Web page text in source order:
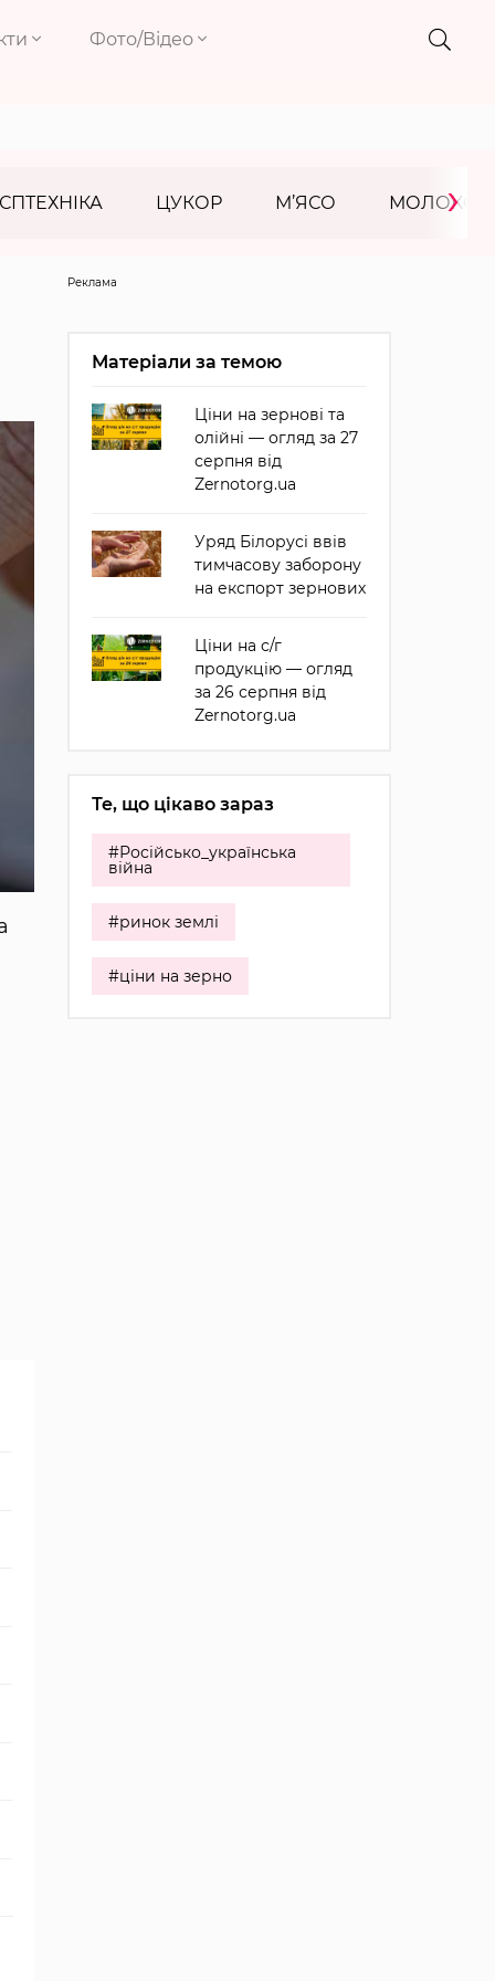
Фото/Відео
ЦУКОР М’ЯСО МОЛОКО
›
Реклама
Матеріали за темою
Ціни на зернові та
олійні — огляд за 27
серпня від
Zernotorg.ua
Уряд Білорусі ввів
тимчасову заборону
на експорт зернових
Ціни на с/г
продукцію — огляд
за 26 серпня від
Zernotorg.ua
Те, що цікаво зараз
#Російсько_українська
війна
#ринок землі
#ціни на зерно